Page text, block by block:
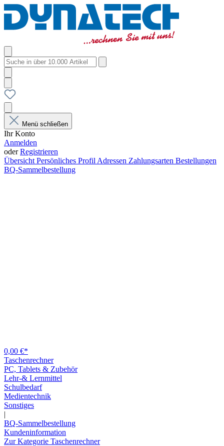
Menü schließen
Ihr Konto
Anmelden
oderRegistrieren
Übersicht Persönliches Profil Adressen Zahlungsarten Bestellungen
BQ-Sammelbestellung
0,00 €*
Taschenrechner
PC, Tablets & Zubehör
Lehr-& Lernmittel
Schulbedarf
Medientechnik
Sonstiges
|
BQ-Sammelbestellung
Kundeninformation
Zur Kategorie Taschenrechner